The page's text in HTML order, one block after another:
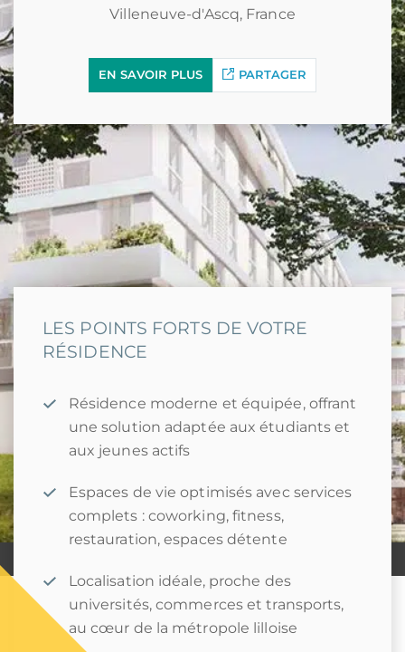
Villeneuve-d'Ascq, France
EN SAVOIR PLUS PARTAGER
LES POINTS FORTS DE VOTRE
RÉSIDENCE
Résidence moderne et équipée, offrant
une solution adaptée aux étudiants et
aux jeunes actifs
Espaces de vie optimisés avec services
complets : coworking, fitness,
restauration, espaces détente
Localisation idéale, proche des
universités, commerces et transports,
au cœur de la métropole lilloise
Nos résidences étudiantes
Immobilier Ile Maurice
Immobilier neuf outre-mer
Immobilier neuf Guyane
Immobilier neuf Martinique
Investissement locatif Réunion
Logements neufs à Tahiti
Immo neuf en Nouvelle-Calédonie
AVIS DE NOS CLIENTS
basé sur
Avis et témoignages
Nous rejoindre
© 2026 K&P FINANCERGPDMENTIONS LÉGALES
CONTACTEZ-NOUSPLAN DU SITE